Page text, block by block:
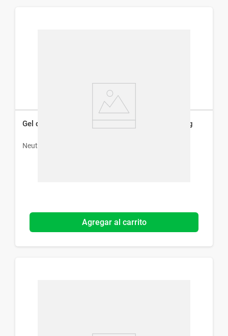
Gel de Limpieza Neutrogena Purified Skin x 150 g
Neutrogena
Agregar al carrito